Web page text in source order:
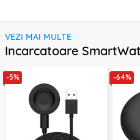
VEZI MAI MULTE
Incarcatoare
-5% -64%